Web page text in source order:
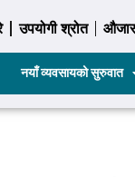
उपयोगी श्रोत
नयाँ व्यवसायको सुरुवात